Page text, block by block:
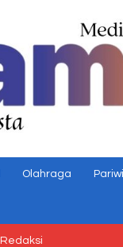
Olahraga
Redaksi